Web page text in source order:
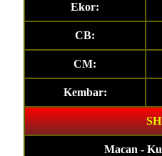
Ekor:
CB:
CM:
Kembar:
Macan -